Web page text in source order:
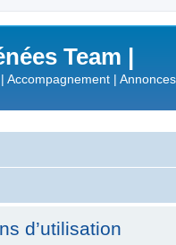
Team |
|
d’utilisation